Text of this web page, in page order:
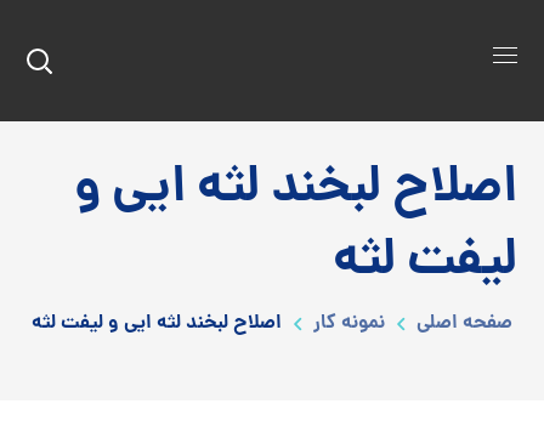
اصلاح لبخند لثه ایی و
لیفت لثه
صفحه اصلی نمونه کار اصلاح لبخند لثه ایی و لیفت لثه